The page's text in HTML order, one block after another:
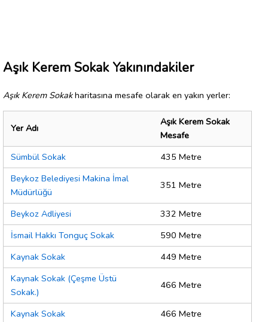
Aşık Kerem Sokak Yakınındakiler
Aşık Kerem Sokakharitasına mesafe olarak en yakın yerler:
Yer Adı
Aşık Kerem Sokak
Mesafe
Sümbül Sokak
435 Metre
Beykoz Belediyesi Makina İmal
Müdürlüğü
351 Metre
Beykoz Adliyesi
332 Metre
İsmail Hakkı Tonguç Sokak
590 Metre
Kaynak Sokak
449 Metre
Kaynak Sokak (Çeşme Üstü
Sokak.)
466 Metre
Kaynak Sokak
466 Metre